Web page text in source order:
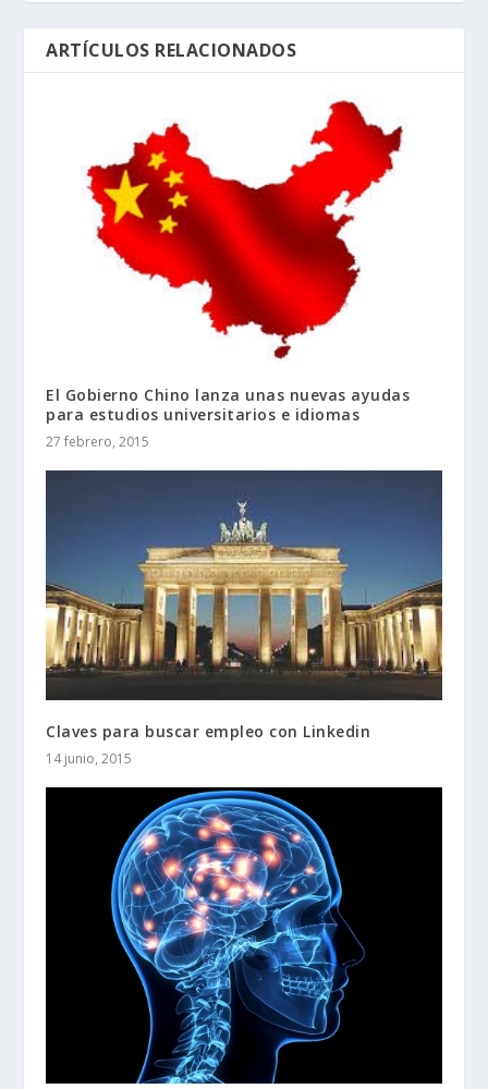
ARTÍCULOS RELACIONADOS
El Gobierno Chino lanza unas nuevas ayudas
para estudios universitarios e idiomas
27 febrero, 2015
Claves para buscar empleo con Linkedin
14 junio, 2015